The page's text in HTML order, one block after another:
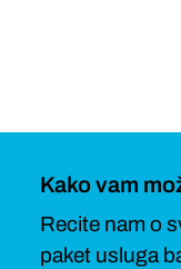
Kako vam
Recite nam o
paket usluga